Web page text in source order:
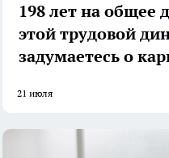
198 лет на общее
этой трудовой
задумаетесь о
21 июля